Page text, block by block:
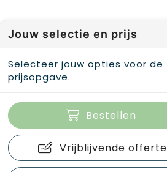
Jouw selectie en prijs
Selecteer jouw opties voor de
prijsopgave.
Bestellen
Vrijblijvende offerte